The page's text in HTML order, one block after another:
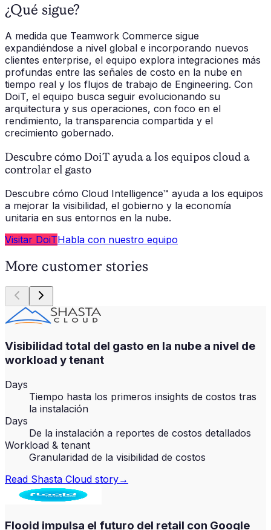
¿Qué sigue?
A medida que Teamwork Commerce sigue
expandiéndose a nivel global e incorporando nuevos
clientes enterprise, el equipo explora integraciones más
profundas entre las señales de costo en la nube en
tiempo real y los flujos de trabajo de Engineering. Con
DoiT, el equipo busca seguir evolucionando su
arquitectura y sus operaciones, con foco en el
rendimiento, la transparencia compartida y el
crecimiento gobernado.
Descubre cómo DoiT ayuda a los equipos cloud a
controlar el gasto
Descubre cómo Cloud Intelligence™ ayuda a los equipos
a mejorar la visibilidad, el gobierno y la economía
unitaria en sus entornos en la nube.
Visitar DoiTHabla con nuestro equipo
More customer stories
Visibilidad total del gasto en la nube a nivel de
workload y tenant
Days
Tiempo hasta los primeros insights de costos tras
la instalación
Days
De la instalación a reportes de costos detallados
Workload & tenant
Granularidad de la visibilidad de costos
Read Shasta Cloud story→
Flooid impulsa el futuro del retail con Google